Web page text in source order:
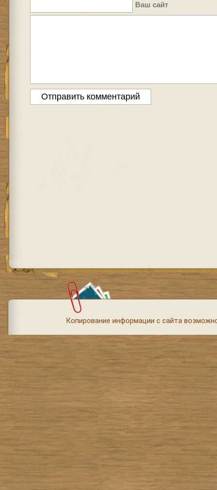
Ваш сайт
Копирование информации с сайта